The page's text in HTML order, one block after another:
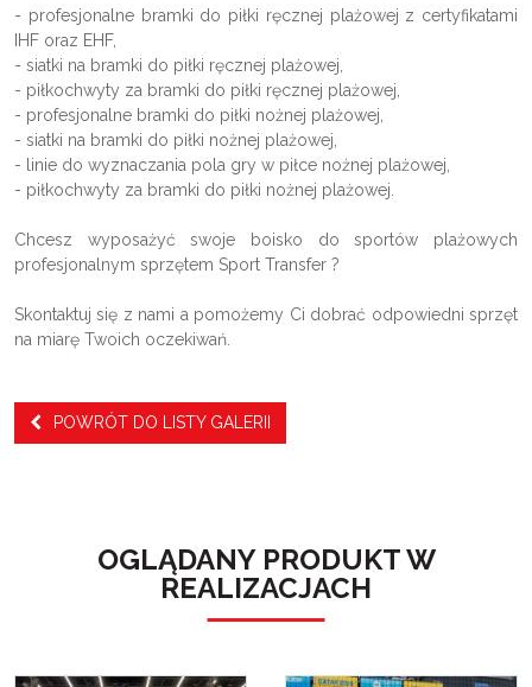
- profesjonalne bramki do piłki ręcznej plażowej z certyfikatami
IHF oraz EHF,
- siatki na bramki do piłki ręcznej plażowej,
- piłkochwyty za bramki do piłki ręcznej plażowej,
- profesjonalne bramki do piłki nożnej plażowej,
- siatki na bramki do piłki nożnej plażowej,
- linie do wyznaczania pola gry w piłce nożnej plażowej,
- piłkochwyty za bramki do piłki nożnej plażowej.
Chcesz wyposażyć swoje boisko do sportów plażowych
profesjonalnym sprzętem Sport Transfer ?
Skontaktuj się z nami a pomożemy Ci dobrać odpowiedni sprzęt
na miarę Twoich oczekiwań.
POWRÓT DO LISTY GALERII
OGLĄDANY PRODUKT W
REALIZACJACH